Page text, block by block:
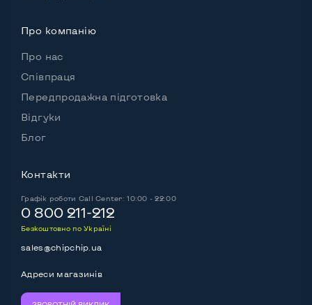
Про компанію
Про нас
Співпраця
Передпродажна підготовка
Відгуки
Блог
Контакти
Графік роботи Call Center: 10:00 - 22:00
0 800 211-212
Безкоштовно по Україні
sales@chipchip.ua
Адреси магазинів